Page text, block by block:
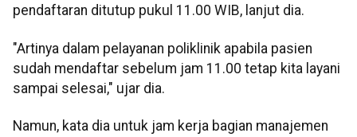
pendaftaran ditutup pukul 11.00 WIB, lanjut dia.
"Artinya dalam pelayanan poliklinik apabila pasien
sudah mendaftar sebelum jam 11.00 tetap kita layani
sampai selesai," ujar dia.
Namun, kata dia untuk jam kerja bagian manajemen